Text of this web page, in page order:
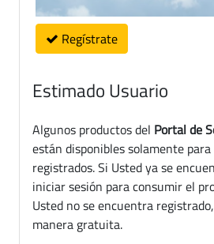
Regístrate
Estimado Usuario
Algunos productos del Portal de
están disponibles solamente
registrados. Si Usted ya se
iniciar sesión para consumir el
Usted no se encuentra
manera gratuita.